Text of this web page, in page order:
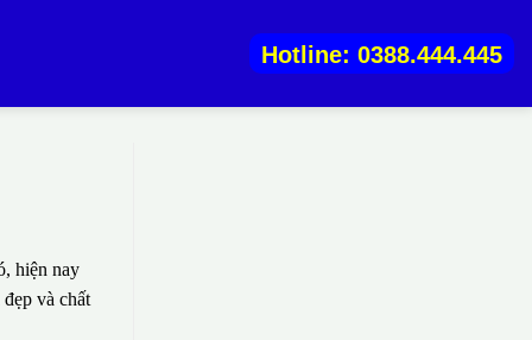
Hotline: 0388.444.445
hiện nay
và chất